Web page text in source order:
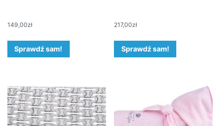
149,00zł
Sprawdź sam!
217,00zł
Sprawdź sam!